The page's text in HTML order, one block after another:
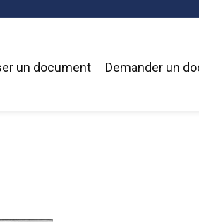
un document Demander un